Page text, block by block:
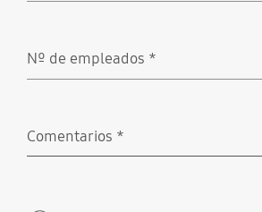
Nº de empleados *
Comentarios *